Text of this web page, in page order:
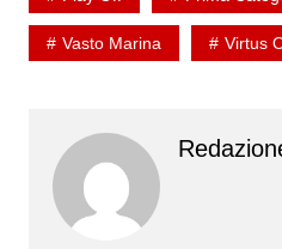
Vasto Marina Virtus